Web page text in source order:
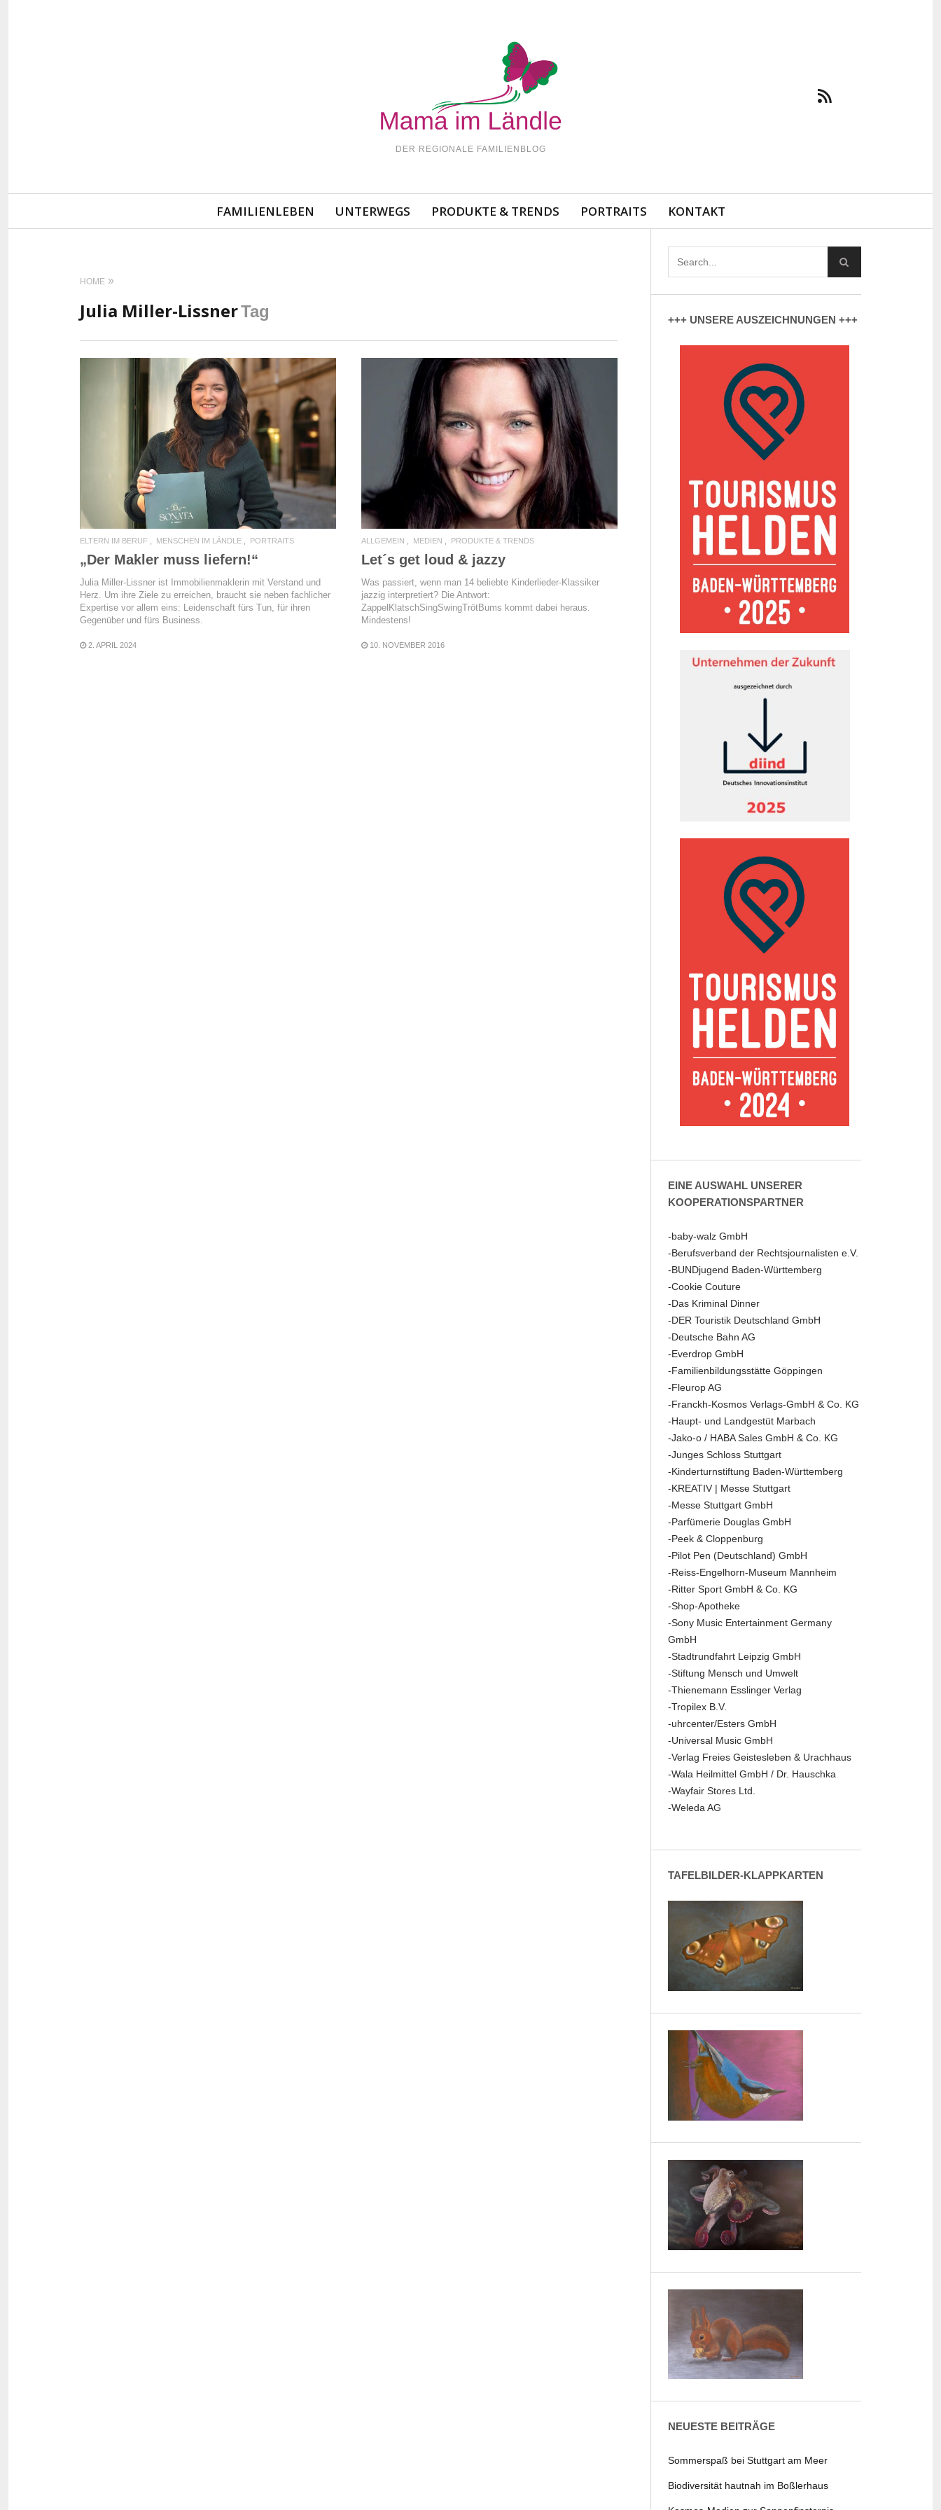
DER REGIONALE FAMILIENBLOG
Navigation
FAMILIENLEBEN UNTERWEGS PRODUKTE & TRENDS PORTRAITS KONTAKT
HOME
Julia Miller-LissnerTag
READ MORE
ELTERN IM BERUF MENSCHEN IM LÄNDLE PORTRAITS
„Der Makler muss liefern!“
Julia Miller-Lissner ist Immobilienmaklerin mit Verstand und
Herz. Um ihre Ziele zu erreichen, braucht sie neben fachlicher
Expertise vor allem eins: Leidenschaft fürs Tun, für ihren
Gegenüber und fürs Business.
2. APRIL 2024
READ MORE
ALLGEMEIN MEDIEN PRODUKTE & TRENDS
Let´s get loud & jazzy
Was passiert, wenn man 14 beliebte Kinderlieder-Klassiker
jazzig interpretiert? Die Antwort:
ZappelKlatschSingSwingTrötBums kommt dabei heraus.
Mindestens!
10. NOVEMBER 2016
+++ UNSERE AUSZEICHNUNGEN +++
EINE AUSWAHL UNSERER
KOOPERATIONSPARTNER
-baby-walz GmbH
-Berufsverband der Rechtsjournalisten e.V.
-BUNDjugend Baden-Württemberg
-Cookie Couture
-Das Kriminal Dinner
-DER Touristik Deutschland GmbH
-Deutsche Bahn AG
-Everdrop GmbH
-Familienbildungsstätte Göppingen
-Fleurop AG
-Franckh-Kosmos Verlags-GmbH & Co. KG
-Haupt- und Landgestüt Marbach
-Jako-o / HABA Sales GmbH & Co. KG
-Junges Schloss Stuttgart
-Kinderturnstiftung Baden-Württemberg
-KREATIV | Messe Stuttgart
-Messe Stuttgart GmbH
-Parfümerie Douglas GmbH
-Peek & Cloppenburg
-Pilot Pen (Deutschland) GmbH
-Reiss-Engelhorn-Museum Mannheim
-Ritter Sport GmbH & Co. KG
-Shop-Apotheke
-Sony Music Entertainment Germany
GmbH
-Stadtrundfahrt Leipzig GmbH
-Stiftung Mensch und Umwelt
-Thienemann Esslinger Verlag
-Tropilex B.V.
-uhrcenter/Esters GmbH
-Universal Music GmbH
-Verlag Freies Geistesleben & Urachhaus
-Wala Heilmittel GmbH / Dr. Hauschka
-Wayfair Stores Ltd.
-Weleda AG
TAFELBILDER-KLAPPKARTEN
NEUESTE BEITRÄGE
Sommerspaß bei Stuttgart am Meer
Biodiversität hautnah im Boßlerhaus